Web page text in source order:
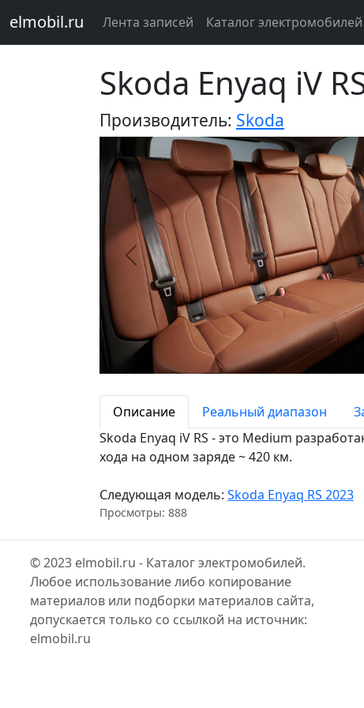
elmobil.ru Лента записей Каталог электромобилей
Skoda Enyaq iV
Производитель: Skoda
Предыдущий
Описание Реальный диапазон
Skoda Enyaq iV RS - это Medium
хода на одном заряде ~ 420 км.
Следующая модель: Skoda Enyaq RS 2023
Просмотры: 888
© 2023 elmobil.ru - Каталог электромобилей.
Любое использование либо копирование
материалов или подборки материалов сайта,
допускается только со ссылкой на источник:
elmobil.ru